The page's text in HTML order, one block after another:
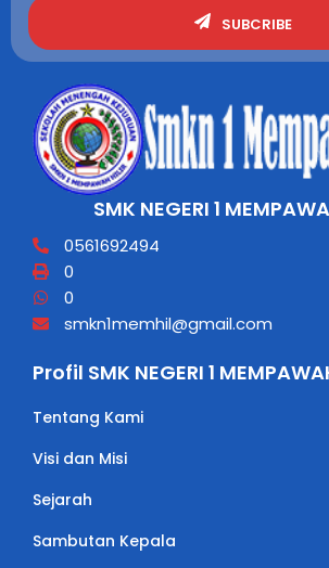
SUBCRIBE
SMK NEGERI 1
0561692494
0
0
smkn1memhil@gmail.com
Profil SMK NEGERI 1
Tentang Kami
Visi dan Misi
Sejarah
Sambutan Kepala